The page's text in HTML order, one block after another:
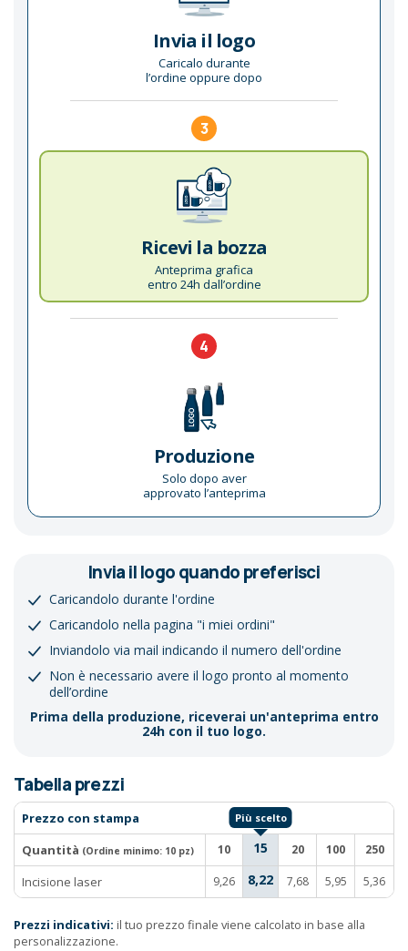
Invia il logo
Caricalo durante
l’ordine oppure dopo
3
Ricevi la bozza
Anteprima grafica
entro 24h dall’ordine
4
Produzione
Solo dopo aver
approvato l’anteprima
Invia il logo quando preferisci
Caricandolo durante l'ordine
Caricandolo nella pagina "i miei ordini"
Inviandolo via mail indicando il numero dell'ordine
Non è necessario avere il logo pronto al momento
dell’ordine
Prima della produzione, riceverai un'anteprima entro
24h con il tuo logo.
Tabella prezzi
Prezzo con stampa
Quantità (Ordine minimo: 10 pz) 10 15 20 100 250
Incisione laser 9,26 8,22 7,68 5,95 5,36
Prezzi indicativi: il tuo prezzo finale viene calcolato in base alla
personalizzazione.